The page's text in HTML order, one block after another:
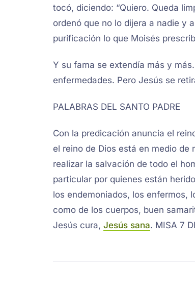
tocó, diciendo: “Quiero. Queda
ordenó que no lo dijera a nadie y
purificación lo que Moisés
Y su fama se extendía más y
enfermedades. Pero Jesús se
PALABRAS DEL SANTO PADRE
Con la predicación anuncia el
el reino de Dios está en medio
realizar la salvación de todo el
particular por quienes están
los endemoniados, los enfermos,
como de los cuerpos, buen
Jesús cura, Jesús sana. MISA 7